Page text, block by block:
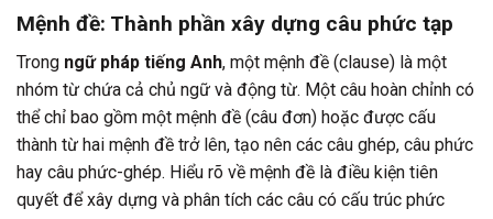
Mệnh đề: Thành phần xây dựng câu phức tạp
Trong ngữ pháp tiếng Anh, một mệnh đề (clause) là một
nhóm từ chứa cả chủ ngữ và động từ. Một câu hoàn chỉnh có
thể chỉ bao gồm một mệnh đề (câu đơn) hoặc được cấu
thành từ hai mệnh đề trở lên, tạo nên các câu ghép, câu phức
hay câu phức-ghép. Hiểu rõ về mệnh đề là điều kiện tiên
quyết để xây dựng và phân tích các câu có cấu trúc phức